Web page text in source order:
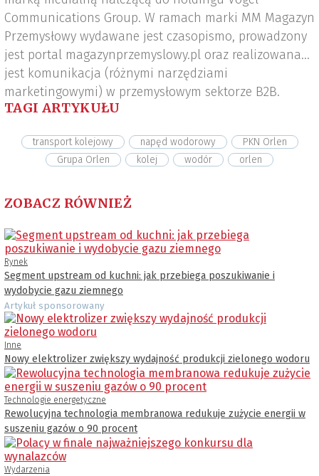
Communications Group. W ramach marki MM Magazyn
Przemysłowy wydawane jest czasopismo, prowadzony
jest portal magazynprzemyslowy.pl oraz realizowana
jest komunikacja (różnymi narzędziami
marketingowymi) w przemysłowym sektorze B2B.
TAGI ARTYKUŁU
transport kolejowy napęd wodorowy
PKN Orlen
Grupa Orlen
kolej wodór orlen
ZOBACZ RÓWNIEŻ
Rynek
Segment upstream od kuchni: jak przebiega poszukiwanie i
wydobycie gazu ziemnego
Artykuł sponsorowany
Inne
Nowy elektrolizer zwiększy wydajność produkcji zielonego wodoru
Technologie energetyczne
Rewolucyjna technologia membranowa redukuje zużycie energii w
suszeniu gazów o 90 procent
Wydarzenia